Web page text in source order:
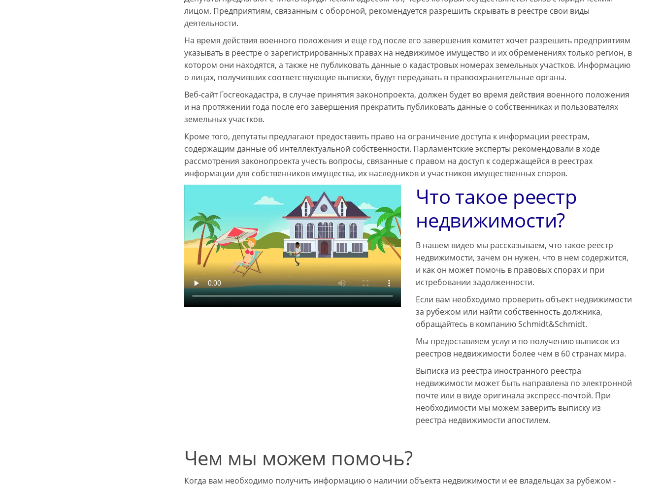
лицом. Предприятиям, связанным с обороной, рекомендуется разрешить скрывать в реестре свои виды
деятельности.
На время действия военного положения и еще год после его завершения комитет хочет разрешить предприятиям
указывать в реестре о зарегистрированных правах на недвижимое имущество и их обременениях только регион, в
котором они находятся, а также не публиковать данные о кадастровых номерах земельных участков. Информацию
о лицах, получивших соответствующие выписки, будут передавать в правоохранительные органы.
Веб-сайт Госгеокадастра, в случае принятия законопроекта, должен будет во время действия военного положения
и на протяжении года после его завершения прекратить публиковать данные о собственниках и пользователях
земельных участков.
Кроме того, депутаты предлагают предоставить право на ограничение доступа к информации реестрам,
содержащим данные об интеллектуальной собственности. Парламентские эксперты рекомендовали в ходе
рассмотрения законопроекта учесть вопросы, связанные с правом на доступ к содержащейся в реестрах
информации для собственников имущества, их наследников и участников имущественных споров.
Что такое реестр
недвижимости?
В нашем видео мы рассказываем, что такое реестр
недвижимости, зачем он нужен, что в нем содержится,
и как он может помочь в правовых спорах и при
истребовании задолженности.
Если вам необходимо проверить объект недвижимости
за рубежом или найти собственность должника,
обращайтесь в компанию Schmidt&Schmidt.
Мы предоставляем услуги по получению выписок из
реестров недвижимости более чем в 60 странах мира.
Выписка из реестра иностранного реестра
недвижимости может быть направлена по электронной
почте или в виде оригинала экспресс-почтой. При
необходимости мы можем заверить выписку из
реестра недвижимости апостилем.
Чем мы можем помочь?
Когда вам необходимо получить информацию о наличии объекта недвижимости и ее владельцах за рубежом -